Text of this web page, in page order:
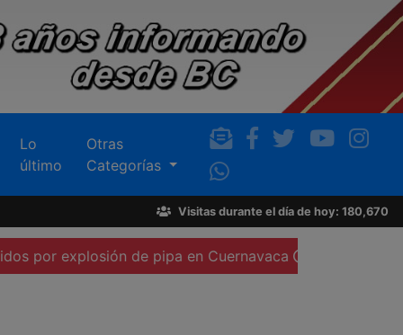
Lo
último
Otras
Categorías
Visitas durante el día de hoy: 180,670
de pipa en Cuernavaca Procederá Sindicatura